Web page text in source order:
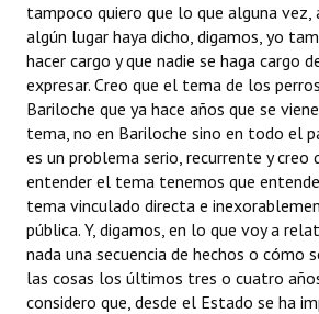
Entrega de distinciones
REFORMA DE LA CARTA ORGÁNICA
tampoco quiero que lo que alguna vez,
algún lugar haya dicho, digamos, yo
hacer cargo y que nadie se haga cargo
expresar. Creo que el tema de los
Bariloche que ya hace años que se
tema, no en Bariloche sino en todo el
es un problema serio, recurrente y creo
entender el tema tenemos que
tema vinculado directa e
pública. Y, digamos, en lo que voy a
nada una secuencia de hechos o cómo
las cosas los últimos tres o cuatro
considero que, desde el Estado se ha